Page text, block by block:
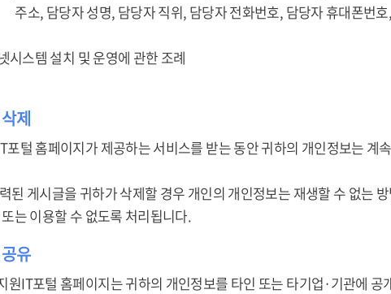
담당자 직위, 담당자 전화번호, 담당자 휴대폰번호,
시스템 설치 및 운영에 관한 조례
제
포털 홈페이지가 제공하는 서비스를 받는 동안 귀하의 개인정보는 계
된 게시글을 귀하가 삭제할 경우 개인의 개인정보는 재생할 수 없는
는 이용할 수 없도록 처리됩니다.
유
원IT포털 홈페이지는 귀하의 개인정보를 타인 또는 타기업·기관에 공